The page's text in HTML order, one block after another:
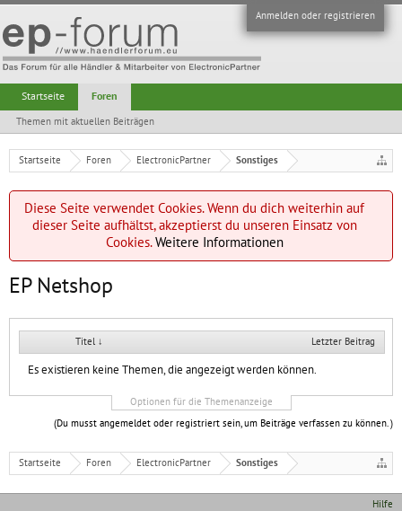
Anmelden oder registrieren
Startseite Foren ElectronicPartner Sonstiges
Diese Seite verwendet Cookies. Wenn du dich weiterhin auf
dieser Seite aufhältst, akzeptierst du unseren Einsatz von
Cookies.Weitere Informationen
EP Netshop
Titel ↓ Letzter Beitrag
Es existieren keine Themen, die angezeigt werden können.
Optionen für die Themenanzeige
(Du musst angemeldet oder registriert sein, um Beiträge verfassen zu können. )
Startseite Foren ElectronicPartner Sonstiges
Startseite Foren
Themen mit aktuellen Beiträgen
Hilfe